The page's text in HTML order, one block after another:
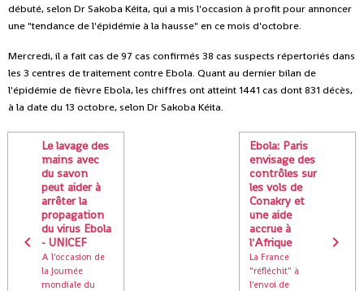
débuté, selon Dr Sakoba Kéita, qui a mis l'occasion à profit pour annoncer
une "tendance de l'épidémie à la hausse" en ce mois d'octobre.
Mercredi, il a fait cas de 97 cas confirmés 38 cas suspects répertoriés dans
les 3 centres de traitement contre Ebola. Quant au dernier bilan de
l'épidémie de fièvre Ebola, les chiffres ont atteint 1441 cas dont 831 décès,
à la date du 13 octobre, selon Dr Sakoba Kéita.
Le lavage des
mains avec
du savon
peut aider à
arrêter la
propagation
du virus Ebola
- UNICEF
A l'occasion de
la Journée
mondiale du
Ebola: Paris
envisage des
contrôles sur
les vols de
Conakry et
une aide
accrue à
l'Afrique
La France
"réfléchit" à
l'envoi de